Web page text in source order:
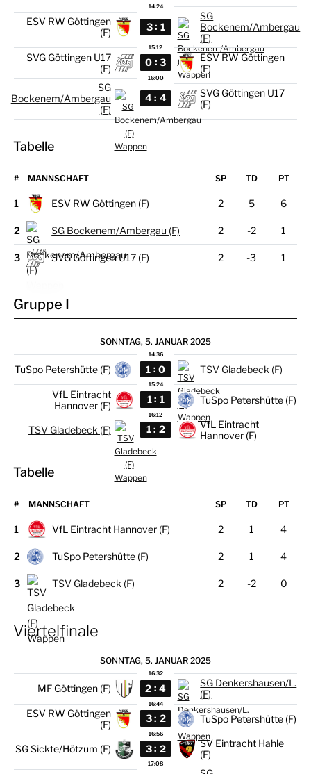
14:24
ESV RW Göttingen
(F)
3 : 1
SG
Bockenem/Ambergau
(F)
15:12
SVG Göttingen U17
(F)
0 : 3
ESV RW Göttingen
(F)
16:00
SG
Bockenem/Ambergau
(F)
4 : 4
SVG Göttingen U17
(F)
Tabelle
# MANNSCHAFT
1 ESV RW Göttingen (F) 2 5 6
2 SG Bockenem/Ambergau (F) 2 -2 1
3 SVG Göttingen U17 (F) 2 -3 1
Gruppe I
SONNTAG, 5. JANUAR 2025
14:36
TuSpo Petershütte (F) 1 : 0 TSV Gladebeck (F)
15:24
VfL Eintracht
Hannover (F)
1 : 1 TuSpo Petershütte (F)
16:12
TSV Gladebeck (F) 1 : 2
VfL Eintracht
Hannover (F)
Tabelle
# MANNSCHAFT
1 VfL Eintracht Hannover (F) 2 1 4
2 TuSpo Petershütte (F) 2 1 4
3 TSV Gladebeck (F) 2 -2 0
Viertelfinale
SONNTAG, 5. JANUAR 2025
16:32
MF Göttingen (F) 2 : 4
SG Denkershausen/L.
(F)
16:44
ESV RW Göttingen
(F)
3 : 2 TuSpo Petershütte (F)
16:56
SG Sickte/Hötzum (F) 3 : 2
SV Eintracht Hahle
(F)
17:08